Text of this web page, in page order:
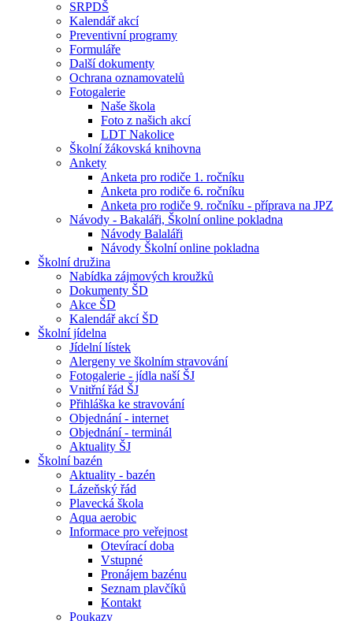
SRPDŠ
Kalendář akcí
Preventivní programy
Formuláře
Další dokumenty
Ochrana oznamovatelů
Fotogalerie
Naše škola
Foto z našich akcí
LDT Nakolice
Školní žákovská knihovna
Ankety
Anketa pro rodiče 1. ročníku
Anketa pro rodiče 6. ročníku
Anketa pro rodiče 9. ročníku - příprava na JPZ
Návody - Bakaláři, Školní online pokladna
Návody Balaláři
Návody Školní online pokladna
Školní družina
Nabídka zájmových kroužků
Dokumenty ŠD
Akce ŠD
Kalendář akcí ŠD
Školní jídelna
Jídelní lístek
Alergeny ve školním stravování
Fotogalerie - jídla naší ŠJ
Vnitřní řád ŠJ
Přihláška ke stravování
Objednání - internet
Objednání - terminál
Aktuality ŠJ
Školní bazén
Aktuality - bazén
Lázeňský řád
Plavecká škola
Aqua aerobic
Informace pro veřejnost
Otevírací doba
Vstupné
Pronájem bazénu
Seznam plavčíků
Kontakt
Poukazy